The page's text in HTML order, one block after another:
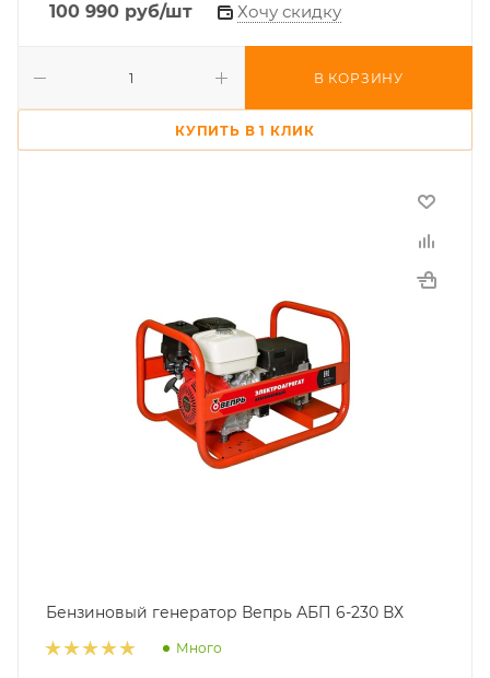
100 990 руб/шт Хочу скидку
В КОРЗИНУ
КУПИТЬ В 1 КЛИК
Бензиновый генератор Вепрь АБП 6-230 ВХ
Много